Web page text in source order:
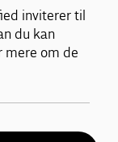
inviterer til
du kan
mere om de